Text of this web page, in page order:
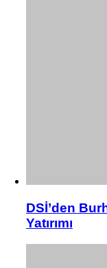
DSİ’den
Yatırımı